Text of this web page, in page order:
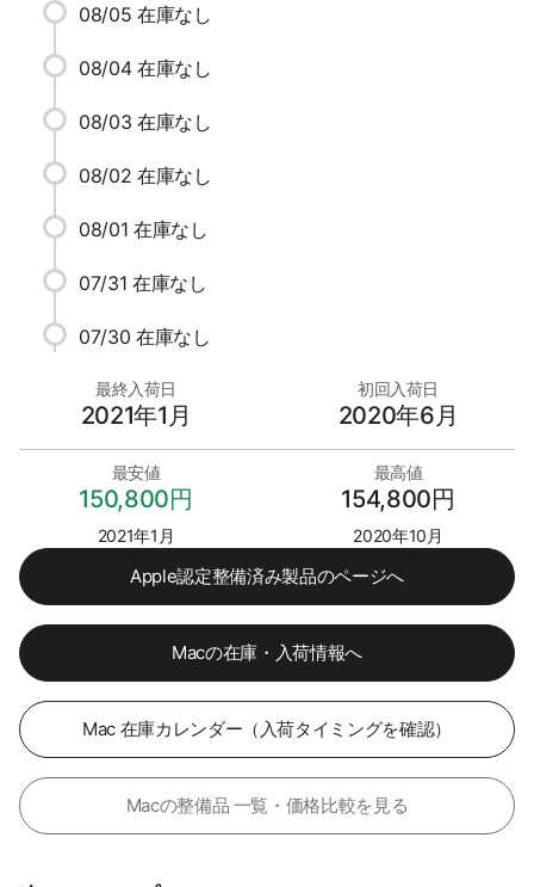
08/05 在庫なし
08/04 在庫なし
08/03 在庫なし
08/02 在庫なし
08/01 在庫なし
07/31 在庫なし
07/30 在庫なし
最終入荷日
2021年1月
初回入荷日
2020年6月
最安値
150,800円
2021年1月
最高値
154,800円
2020年10月
Apple認定整備済み製品のページへ
Macの在庫・入荷情報へ
Mac 在庫カレンダー（入荷タイミングを確認）
Macの整備品 一覧・価格比較を見る